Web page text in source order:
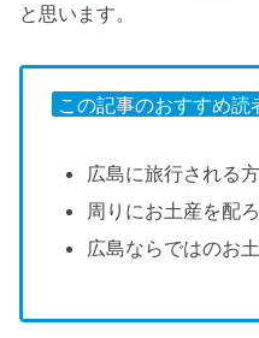
と思います。
この記事のおすすめ読
広島に旅行される方
周りにお土産を配
広島ならではのお